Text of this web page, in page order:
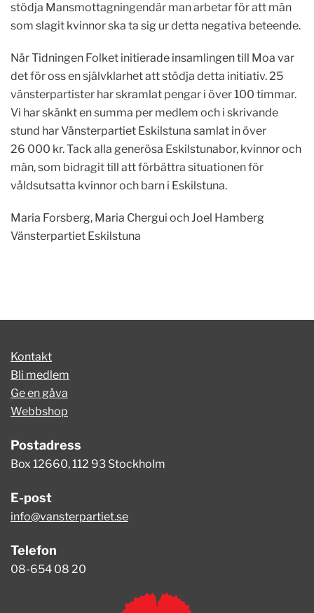
stödja Mansmottagningendär man arbetar för att män
som slagit kvinnor ska ta sig ur detta negativa beteende.
När Tidningen Folket initierade insamlingen till Moa var
det för oss en självklarhet att stödja detta initiativ. 25
vänsterpartister har skramlat pengar i över 100 timmar.
Vi har skänkt en summa per medlem och i skrivande
stund har Vänsterpartiet Eskilstuna samlat in över
26 000 kr. Tack alla generösa Eskilstunabor, kvinnor och
män, som bidragit till att förbättra situationen för
våldsutsatta kvinnor och barn i Eskilstuna.
Maria Forsberg, Maria Chergui och Joel Hamberg
Vänsterpartiet Eskilstuna
Kontakt
Bli medlem
Ge en gåva
Webbshop
Postadress
Box 12660, 112 93 Stockholm
E-post
info@vansterpartiet.se
Telefon
08-654 08 20